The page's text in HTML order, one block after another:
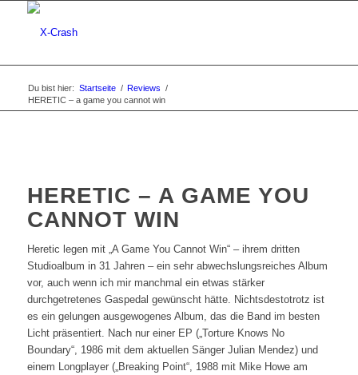
Du bist hier: Startseite / Reviews /
HERETIC – a game you cannot win
HERETIC – A GAME YOU
CANNOT WIN
Heretic legen mit „A Game You Cannot Win“ – ihrem dritten
Studioalbum in 31 Jahren – ein sehr abwechslungsreiches Album
vor, auch wenn ich mir manchmal ein etwas stärker
durchgetretenes Gaspedal gewünscht hätte. Nichtsdestotrotz ist
es ein gelungen ausgewogenes Album, das die Band im besten
Licht präsentiert. Nach nur einer EP („Torture Knows No
Boundary“, 1986 mit dem aktuellen Sänger Julian Mendez) und
einem Longplayer („Breaking Point“, 1988 mit Mike Howe am